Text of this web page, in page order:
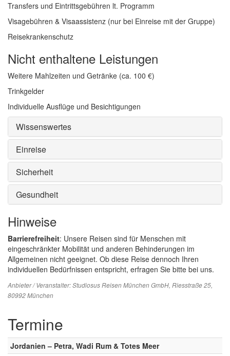
Transfers und Eintrittsgebühren lt. Programm
Visagebühren & Visaassistenz (nur bei Einreise mit der Gruppe)
Reisekrankenschutz
Nicht enthaltene Leistungen
Weitere Mahlzeiten und Getränke (ca. 100 €)
Trinkgelder
Individuelle Ausflüge und Besichtigungen
Wissenswertes
Einreise
Sicherheit
Gesundheit
Hinweise
Barrierefreiheit: Unsere Reisen sind für Menschen mit
eingeschränkter Mobilität und anderen Behinderungen im
Allgemeinen nicht geeignet. Ob diese Reise dennoch Ihren
individuellen Bedürfnissen entspricht, erfragen Sie bitte bei uns.
Anbieter / Veranstalter:Studiosus Reisen München GmbH, Riesstraße 25,
80992 München
Termine
Jordanien – Petra, Wadi Rum & Totes Meer